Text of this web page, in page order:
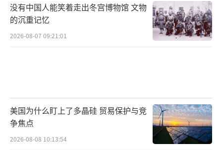
没有中国人能笑着走出冬宫博物馆 文物
的沉重记忆
2026-08-07 09:21:01
美国为什么盯上了多晶硅 贸易保护与竞
争焦点
2026-08-08 10:13:54